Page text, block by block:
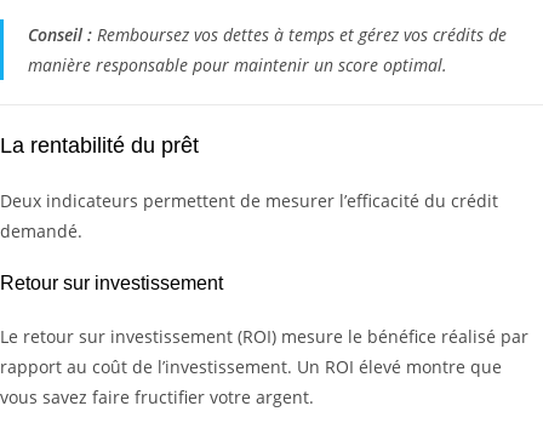
Conseil : Remboursez vos dettes à temps et gérez vos crédits de
manière responsable pour maintenir un score optimal.
La rentabilité du prêt
Deux indicateurs permettent de mesurer l’efficacité du crédit
demandé.
Retour sur investissement
Le retour sur investissement (ROI) mesure le bénéfice réalisé par
rapport au coût de l’investissement. Un ROI élevé montre que
vous savez faire fructifier votre argent.